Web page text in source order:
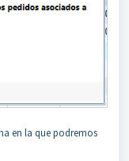
en la que podremos